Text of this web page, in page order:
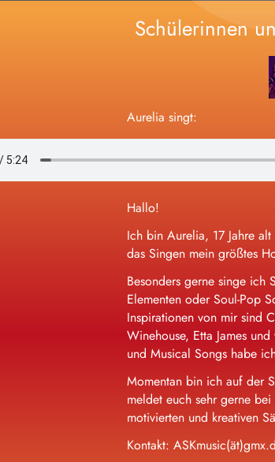
Schülerinnen
Aurelia singt:
Hallo!
Ich bin Aurelia, 17 Jahre
das Singen mein größtes
Besonders gerne singe ich
Elementen oder Soul-Pop
Inspirationen von mir sind
Winehouse, Etta James
und Musical Songs habe
Momentan bin ich auf der
meldet euch sehr gerne
motivierten und kreativen
Kontakt: